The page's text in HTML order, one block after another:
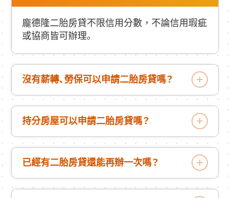
龐德隆二胎房貸不限信用分數，不論信用瑕疵
或協商皆可辦理。
沒有薪轉、勞保可以申請二胎房貸嗎？
持分房屋可以申請二胎房貸嗎？
已經有二胎房貸還能再辦一次嗎？